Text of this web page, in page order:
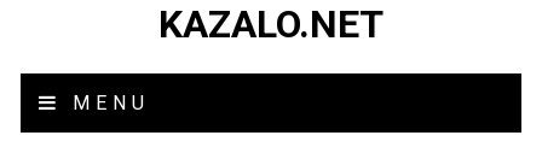
KAZALO.NET
MENU